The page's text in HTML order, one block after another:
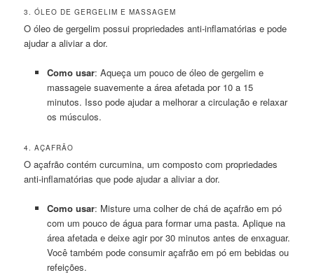
3. ÓLEO DE GERGELIM E MASSAGEM
O óleo de gergelim possui propriedades anti-inflamatórias e pode
ajudar a aliviar a dor.
Como usar: Aqueça um pouco de óleo de gergelim e
massageie suavemente a área afetada por 10 a 15
minutos. Isso pode ajudar a melhorar a circulação e relaxar
os músculos.
4. AÇAFRÃO
O açafrão contém curcumina, um composto com propriedades
anti-inflamatórias que pode ajudar a aliviar a dor.
Como usar: Misture uma colher de chá de açafrão em pó
com um pouco de água para formar uma pasta. Aplique na
área afetada e deixe agir por 30 minutos antes de enxaguar.
Você também pode consumir açafrão em pó em bebidas ou
refeições.